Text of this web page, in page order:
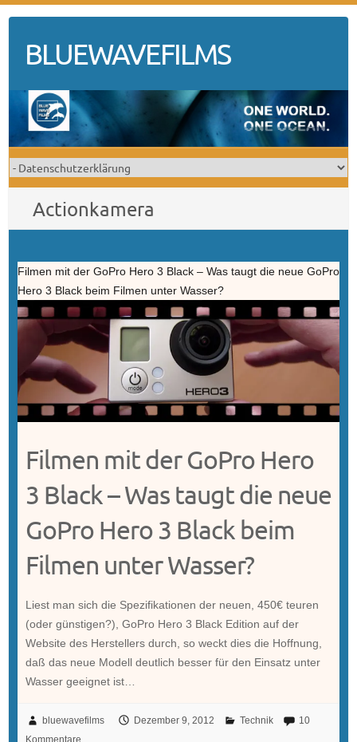
contentBLUEWAVEFILMS
Actionkamera
Filmen mit der GoPro Hero 3 Black – Was taugt die neue GoPro
Hero 3 Black beim Filmen unter Wasser?
Filmen mit der GoPro Hero
3 Black – Was taugt die neue
GoPro Hero 3 Black beim
Filmen unter Wasser?
Liest man sich die Spezifikationen der neuen, 450€ teuren
(oder günstigen?), GoPro Hero 3 Black Edition auf der
Website des Herstellers durch, so weckt dies die Hoffnung,
daß das neue Modell deutlich besser für den Einsatz unter
Wasser geeignet ist…
bluewavefilms Dezember 9, 2012 Technik
10